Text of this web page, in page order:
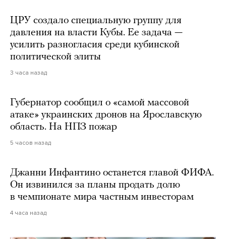
ЦРУ создало специальную группу для
давления на власти Кубы. Ее задача —
усилить разногласия среди кубинской
политической элиты
3 часа назад
Губернатор сообщил о «самой массовой
атаке» украинских дронов на Ярославскую
область. На НПЗ пожар
5 часов назад
Джанни Инфантино останется главой ФИФА.
Он извинился за планы продать долю
в чемпионате мира частным инвесторам
4 часа назад